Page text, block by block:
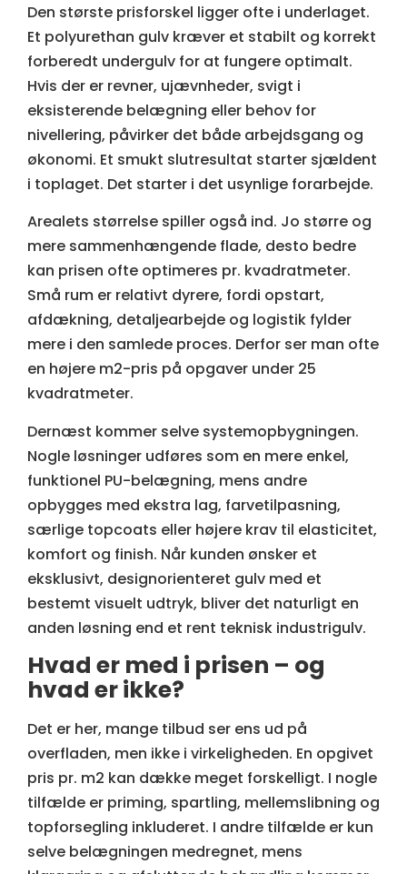
Den største prisforskel ligger ofte i underlaget.
Et polyurethan gulv kræver et stabilt og korrekt
forberedt undergulv for at fungere optimalt.
Hvis der er revner, ujævnheder, svigt i
eksisterende belægning eller behov for
nivellering, påvirker det både arbejdsgang og
økonomi. Et smukt slutresultat starter sjældent
i toplaget. Det starter i det usynlige forarbejde.
Arealets størrelse spiller også ind. Jo større og
mere sammenhængende flade, desto bedre
kan prisen ofte optimeres pr. kvadratmeter.
Små rum er relativt dyrere, fordi opstart,
afdækning, detaljearbejde og logistik fylder
mere i den samlede proces. Derfor ser man ofte
en højere m2-pris på opgaver under 25
kvadratmeter.
Dernæst kommer selve systemopbygningen.
Nogle løsninger udføres som en mere enkel,
funktionel PU-belægning, mens andre
opbygges med ekstra lag, farvetilpasning,
særlige topcoats eller højere krav til elasticitet,
komfort og finish. Når kunden ønsker et
eksklusivt, designorienteret gulv med et
bestemt visuelt udtryk, bliver det naturligt en
anden løsning end et rent teknisk industrigulv.
Hvad er med i prisen – og
hvad er ikke?
Det er her, mange tilbud ser ens ud på
overfladen, men ikke i virkeligheden. En opgivet
pris pr. m2 kan dække meget forskelligt. I nogle
tilfælde er priming, spartling, mellemslibning og
topforsegling inkluderet. I andre tilfælde er kun
selve belægningen medregnet, mens